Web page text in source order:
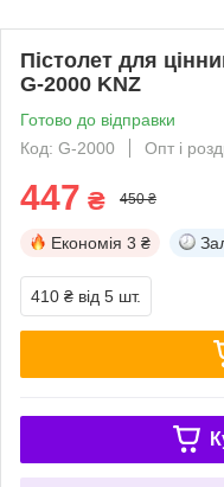
Пістолет для
G-2000 KNZ
Готово до відправки
Код: G-2000
Опт і
447 ₴ 450 ₴
Економія 3 ₴
410 ₴ від 5 шт.